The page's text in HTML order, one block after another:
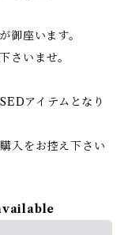
座います。
さいませ。
アイテムとなり
入をお控え下さい